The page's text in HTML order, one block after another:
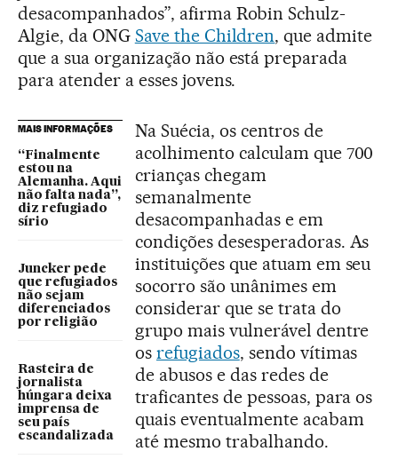
desacompanhados”, afirma Robin Schulz-
Algie, da ONG Save the Children, que admite
que a sua organização não está preparada
para atender a esses jovens.
MAIS INFORMAÇÕES
“Finalmente
estou na
Alemanha. Aqui
não falta nada”,
diz refugiado
sírio
Juncker pede
que refugiados
não sejam
diferenciados
por religião
Rasteira de
jornalista
húngara deixa
imprensa de
seu país
escandalizada
Na Suécia, os centros de
acolhimento calculam que 700
crianças chegam
semanalmente
desacompanhadas e em
condições desesperadoras. As
instituições que atuam em seu
socorro são unânimes em
considerar que se trata do
grupo mais vulnerável dentre
os refugiados, sendo vítimas
de abusos e das redes de
traficantes de pessoas, para os
quais eventualmente acabam
até mesmo trabalhando.